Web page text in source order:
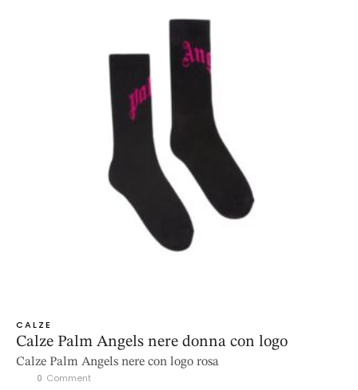
CALZE
Calze Palm Angels nere donna con logo
Calze Palm Angels nere con logo rosa
0 Comment